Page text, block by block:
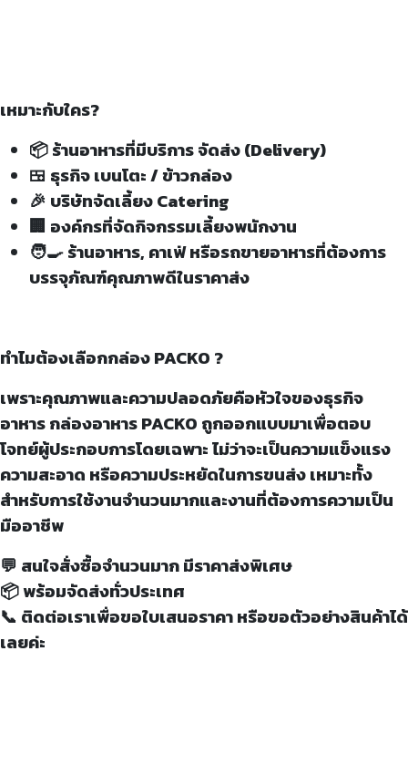
เหมาะกับใคร?
📦 ร้านอาหารที่มีบริการ จัดส่ง (Delivery)
🍱 ธุรกิจ เบนโตะ / ข้าวกล่อง
🎉 บริษัทจัดเลี้ยง Catering
🏢 องค์กรที่จัดกิจกรรมเลี้ยงพนักงาน
🧑‍🍳 ร้านอาหาร, คาเฟ่ หรือรถขายอาหารที่ต้องการ
บรรจุภัณฑ์คุณภาพดีในราคาส่ง
ทำไมต้องเลือกกล่อง PACKO ?
เพราะคุณภาพและความปลอดภัยคือหัวใจของธุรกิจ
อาหาร กล่องอาหาร PACKO ถูกออกแบบมาเพื่อตอบ
โจทย์ผู้ประกอบการโดยเฉพาะ ไม่ว่าจะเป็นความแข็งแรง
ความสะอาด หรือความประหยัดในการขนส่ง เหมาะทั้ง
สำหรับการใช้งานจำนวนมากและงานที่ต้องการความเป็น
มืออาชีพ
💬 สนใจสั่งซื้อจำนวนมาก มีราคาส่งพิเศษ
📦 พร้อมจัดส่งทั่วประเทศ
📞 ติดต่อเราเพื่อขอใบเสนอราคา หรือขอตัวอย่างสินค้าได้
เลยค่ะ